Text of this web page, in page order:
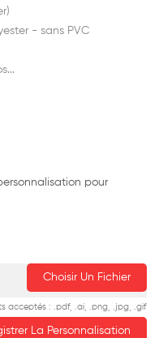
- sans PVC
pour
Choisir Un Fichier
acceptés : .pdf, .ai, .png, .jpg, .gif
La Personnalisation